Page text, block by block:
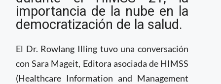
importancia de la nube en la
democratización de la salud.
El Dr. Rowlang Illing tuvo una conversación
con Sara Mageit, Editora asociada de HIMSS
(Healthcare Information and Management